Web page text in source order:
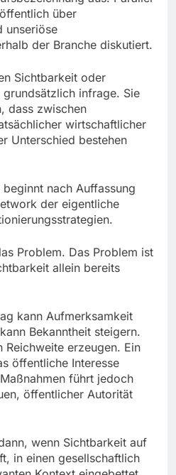
über
unseriöse
der Branche diskutiert.
Sichtbarkeit oder
infrage. Sie
dass zwischen
wirtschaftlicher
Unterschied bestehen
nach Auffassung
der eigentliche
Problem. Das Problem ist
allein bereits
kann Aufmerksamkeit
Bekanntheit steigern.
Reichweite erzeugen. Ein
öffentliche Interesse
führt jedoch
öffentlicher Autorität
wenn Sichtbarkeit auf
in einen gesellschaftlich